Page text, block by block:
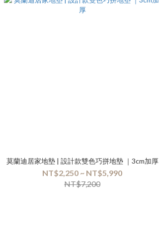
莫蘭迪居家地墊 | 設計款雙色巧拼地墊 ｜3cm加厚
NT$2,250 ~ NT$5,990
NT$7,200